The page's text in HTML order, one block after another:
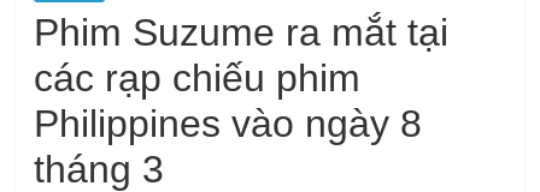
Phim Suzume ra mắt tại
các rạp chiếu phim
Philippines vào ngày 8
tháng 3